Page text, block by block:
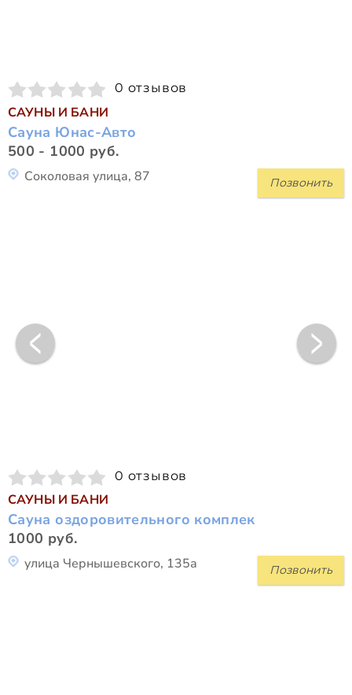
0 отзывов
САУНЫ И БАНИ
Сауна Юнас-Авто
500 - 1000 руб.
Позвонить
Соколовая улица, 87
0 отзывов
САУНЫ И БАНИ
Сауна оздоровительного комплек
1000 руб.
Позвонить
улица Чернышевского, 135а